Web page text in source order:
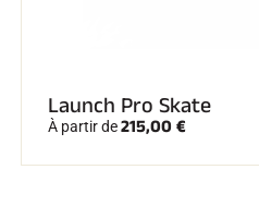
Launch Pro Skate
À partir de215,00 €